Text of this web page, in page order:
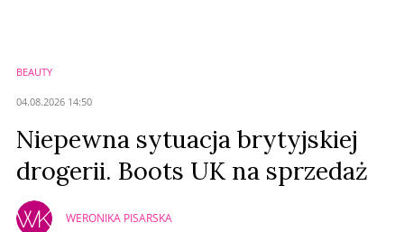
BEAUTY
04.08.2026 14:50
Niepewna sytuacja brytyjskiej
drogerii. Boots UK na sprzedaż
WERONIKA PISARSKA